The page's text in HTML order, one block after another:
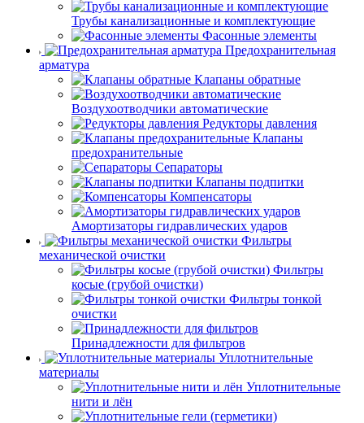
Трубы канализационные и комплектующие
Фасонные элементы
Предохранительная
арматура
Клапаны обратные
Воздухоотводчики автоматические
Редукторы давления
Клапаны
предохранительные
Сепараторы
Клапаны подпитки
Компенсаторы
Амортизаторы гидравлических ударов
Фильтры
механической очистки
Фильтры
косые (грубой очистки)
Фильтры тонкой
очистки
Принадлежности для фильтров
Уплотнительные
материалы
Уплотнительные
нити и лён